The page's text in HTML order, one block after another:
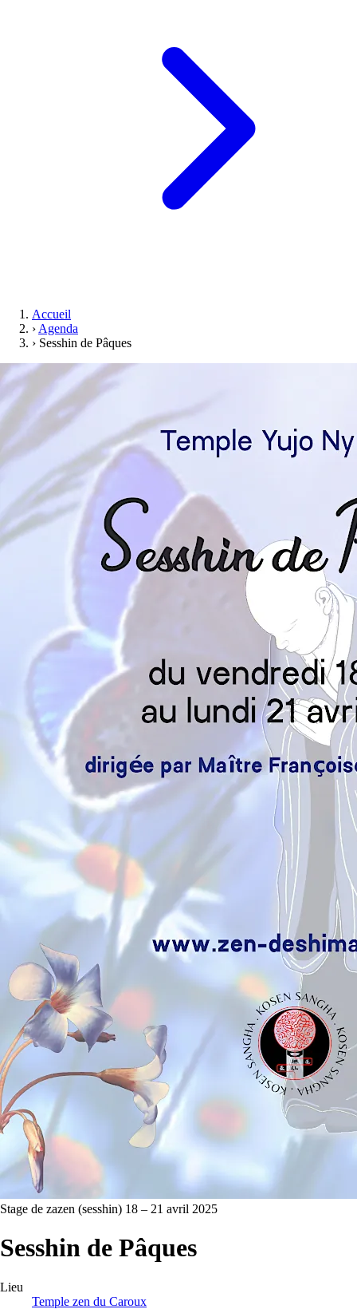
Accueil
› Agenda
› Sesshin de Pâques
Stage de zazen (sesshin) 18 – 21 avril 2025
Sesshin de Pâques
Lieu
Temple zen du Caroux